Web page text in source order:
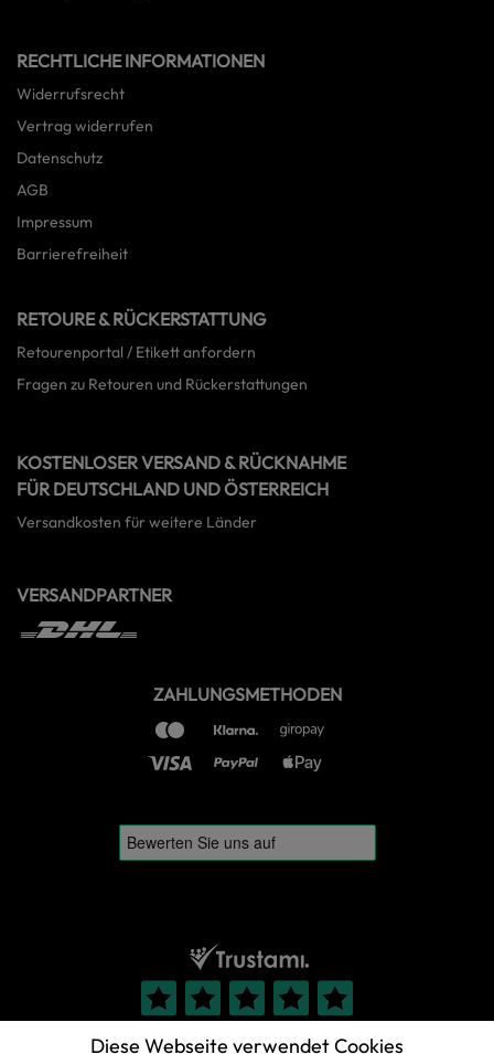
Diese Webseite verwendet Cookies
RECHTLICHE INFORMATIONEN
Widerrufsrecht
Vertrag widerrufen
Datenschutz
AGB
Impressum
Barrierefreiheit
RETOURE & RÜCKERSTATTUNG
Retourenportal / Etikett anfordern
Fragen zu Retouren und Rückerstattungen
KOSTENLOSER VERSAND & RÜCKNAHME
FÜR DEUTSCHLAND UND ÖSTERREICH
Versandkosten für weitere Länder
VERSANDPARTNER
ZAHLUNGSMETHODEN